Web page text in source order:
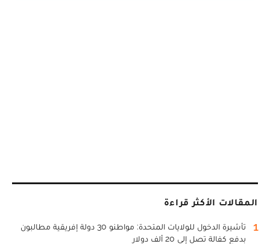
المقالات الأكثر قراءة
1
تأشيرة الدخول للولايات المتحدة: مواطنو 30 دولة إفريقية مطالبون
بدفع كفالة تصل إلى 20 ألف دولار